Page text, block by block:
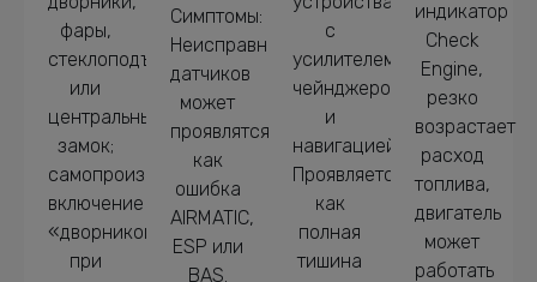
фары,
стеклоподъемники
или
центральный
замок;
самопроизвольное
включение
«дворников»
при
Симптомы:
Неисправность
датчиков
может
проявлятся
как
ошибка
AIRMATIC,
ESP или
BAS.
с
усилителем,
чейнджером
и
навигацией.
Проявляется
как
полная
тишина
индикатор
Check
Engine,
резко
возрастает
расход
топлива,
двигатель
может
работать